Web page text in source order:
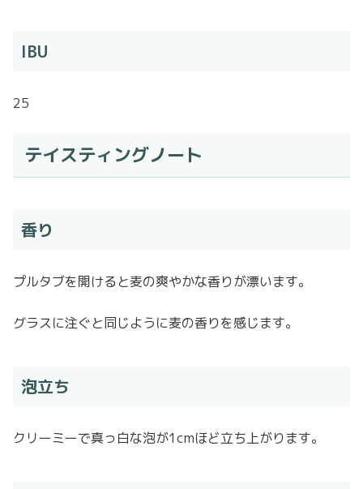
IBU
25
テイスティングノート
香り
プルタブを開けると麦の爽やかな香りが漂います。
グラスに注ぐと同じように麦の香りを感じます。
泡立ち
クリーミーで真っ白な泡が1cmほど立ち上がります。